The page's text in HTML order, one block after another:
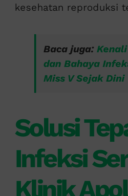
kesehatan reproduksi
Baca juga:
dan Bahaya
Miss V Sejak Dini
Solusi
Infeksi
Klinik